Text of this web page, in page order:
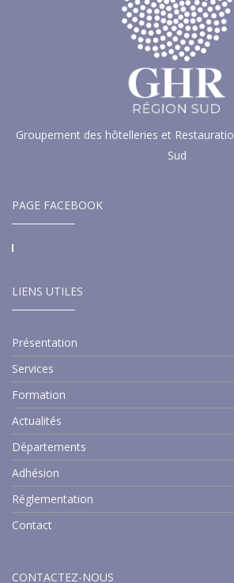
Groupement des hôtelleries et
Sud
PAGE FACEBOOK
LIENS UTILES
Présentation
Services
Formation
Actualités
Départements
Adhésion
Réglementation
Contact
CONTACTEZ-NOUS